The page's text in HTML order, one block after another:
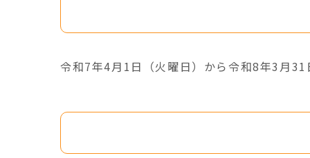
令和7年4月1日（火曜日）から令和8年3月31